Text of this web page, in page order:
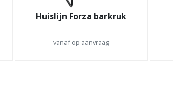
Huislijn Forza barkruk
vanaf op aanvraag